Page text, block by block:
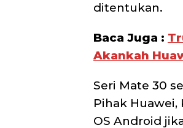
ditentukan.
Baca Juga :
Akankah
Seri Mate 30
Pihak
OS Android